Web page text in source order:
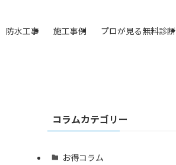
防水工事 施工事例 プロが見る無料診断
コラムカテゴリー
お得コラム